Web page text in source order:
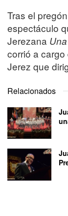
Tras el
espectáculo
Jerezana
corrió a
Jerez que
Relacionados